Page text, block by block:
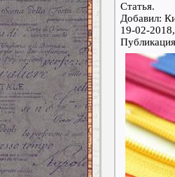
Статья.
Добавил:
19-02-